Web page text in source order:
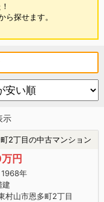
ら探せます。
示
2丁目の中古マンション
円
年
建
村山市恩多町2丁目